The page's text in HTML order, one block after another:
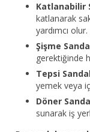
Katlanabilir
katlanarak
yardımcı olur.
Şişme
gerektiğinde
Tepsi
yemek veya
Döner
sunarak iş